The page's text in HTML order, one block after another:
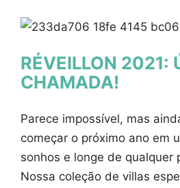
RÉVEILLON 2021:
CHAMADA!
Parece impossível, mas
começar o próximo ano em
sonhos e longe de qualquer
Nossa coleção de villas